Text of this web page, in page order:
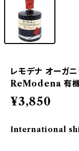
レモデナ オーガ
ReModena 有機
¥3,850
International